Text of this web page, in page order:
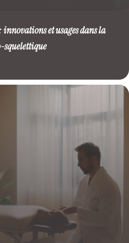
et usages dans la
squelettique